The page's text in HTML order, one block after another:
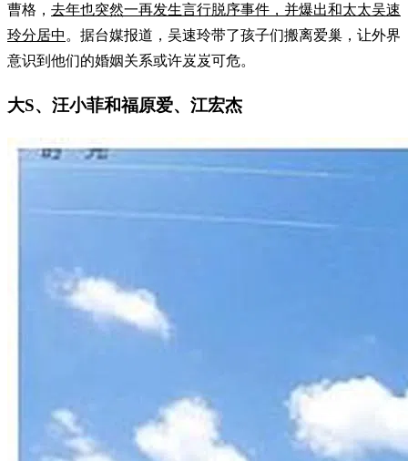
曹格， 去年也突然一再发生言行脱序事件，并爆出和太太吴速
玲分居中 。据台媒报道，吴速玲带了孩子们搬离爱巢，让外界
意识到他们的婚姻关系或许岌岌可危。
大S、汪小菲和福原爱、江宏杰